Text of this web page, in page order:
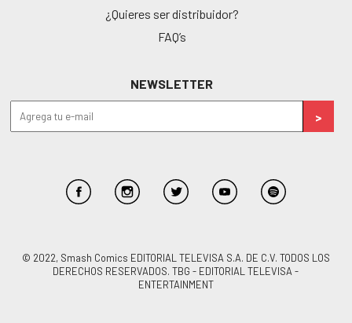
¿Quieres ser distribuidor?
FAQ’s
NEWSLETTER
© 2022, Smash Comics EDITORIAL TELEVISA S.A. DE C.V. TODOS LOS
DERECHOS RESERVADOS. TBG - EDITORIAL TELEVISA -
ENTERTAINMENT